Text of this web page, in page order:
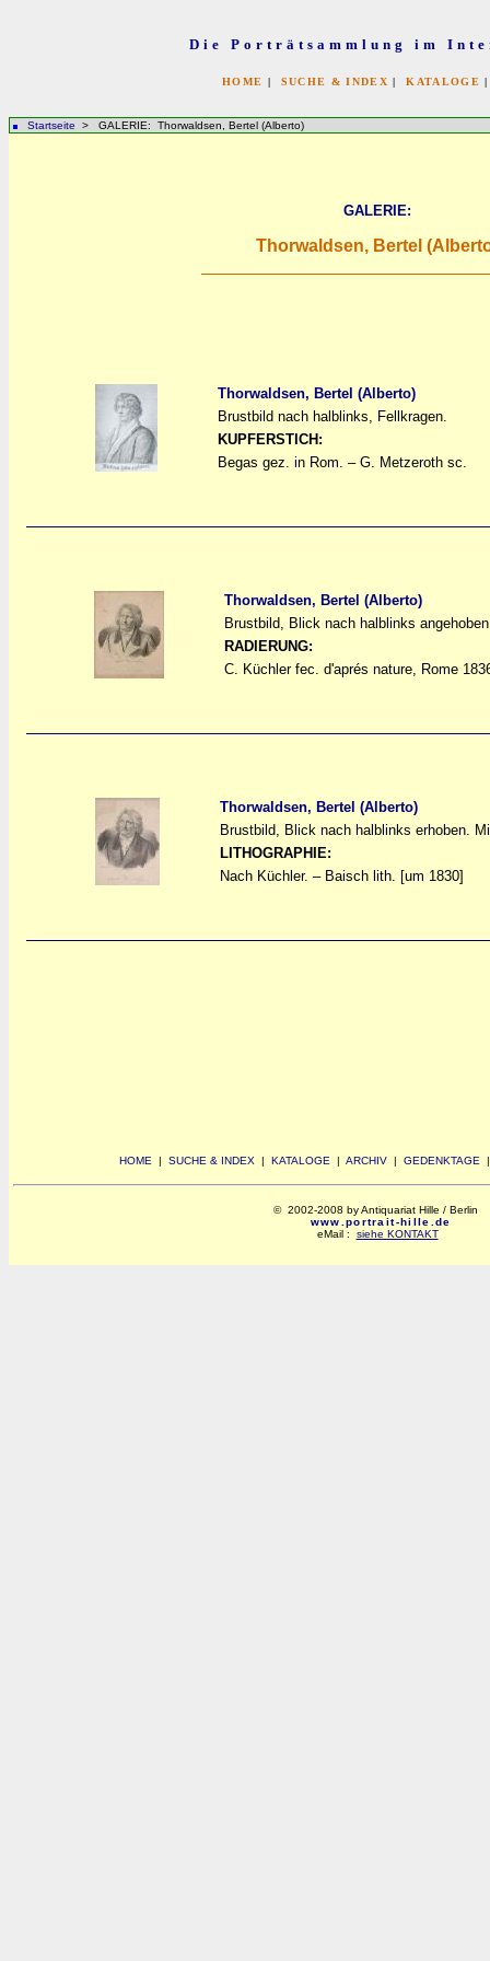
Die Porträtsammlung im
HOME | SUCHE & INDEX |KATALOGE
Startseite > GALERIE: Thorwaldsen, Bertel (Alberto)
GALERIE:
Thorwaldsen, Bertel
Thorwaldsen, Bertel (Alberto)
Brustbild nach halblinks, Fellkragen.
KUPFERSTICH:
Begas gez. in Rom. – G. Metzeroth sc.
Thorwaldsen, Bertel (Alberto)
Brustbild, Blick nach halblinks
RADIERUNG:
C. Küchler fec. d'aprés nature, Rome
Thorwaldsen, Bertel (Alberto)
Brustbild, Blick nach halblinks erhoben.
LITHOGRAPHIE:
Nach Küchler. – Baisch lith. [um 1830]
HOME | SUCHE & INDEX | KATALOGE | ARCHIV | GEDENKTAGE
© 2002-2008 by Antiquariat Hille / Berlin
www.portrait-hille.de
eMail : siehe KONTAKT